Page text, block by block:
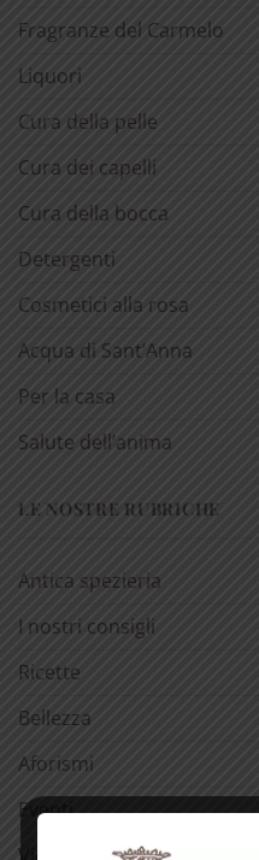
Fragranze del Carmelo
Liquori
Cura della pelle
Cura dei capelli
Cura della bocca
Detergenti
Cosmetici alla rosa
Acqua di Sant’Anna
Per la casa
Salute dell’anima
LE NOSTRE RUBRICHE
Antica spezieria
I nostri consigli
Ricette
Bellezza
Aforismi
Eventi